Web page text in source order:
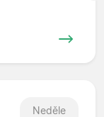
Neděle